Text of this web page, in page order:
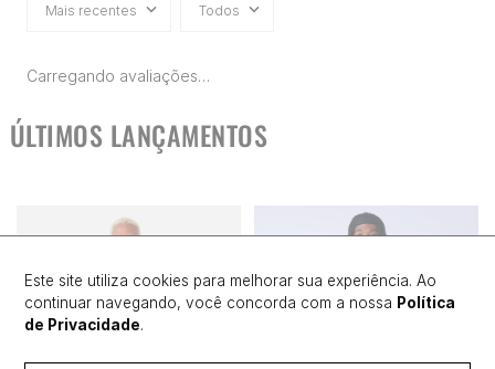
Mais recentes Todos
Carregando avaliações…
ÚLTIMOS LANÇAMENTOS
Este site utiliza cookies para melhorar sua experiência. Ao
continuar navegando, você concorda com a nossa Política
de Privacidade.